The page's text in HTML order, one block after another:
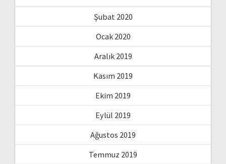
Şubat 2020
Ocak 2020
Aralık 2019
Kasım 2019
Ekim 2019
Eylül 2019
Ağustos 2019
Temmuz 2019